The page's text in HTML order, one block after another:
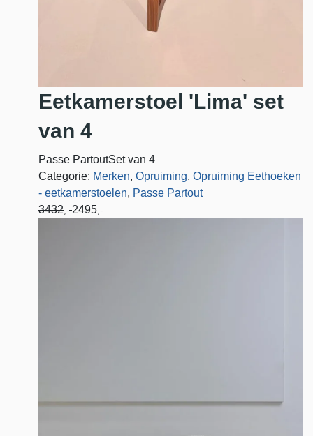
Eetkamerstoel 'Lima' set
van 4
Passe PartoutSet van 4
Categorie: Merken, Opruiming, Opruiming Eethoeken
- eetkamerstoelen, Passe Partout
3432,- 2495 ,-